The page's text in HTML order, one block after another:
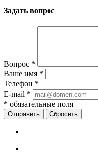
Задать вопрос
Вопрос *
Ваше имя *
Телефон *
E-mail *
* обязательные поля
Сбросить